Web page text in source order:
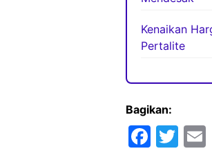
Kenaikan
Pertalite
Bagikan:
F
T